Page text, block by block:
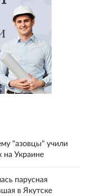
"азовцы" учили
на Украине
парусная
в Якутске